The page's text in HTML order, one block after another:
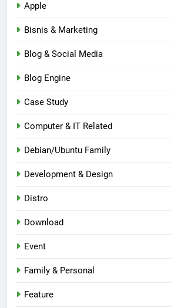
Apple
Bisnis & Marketing
Blog & Social Media
Blog Engine
Case Study
Computer & IT Related
Debian/Ubuntu Family
Development & Design
Distro
Download
Event
Family & Personal
Feature